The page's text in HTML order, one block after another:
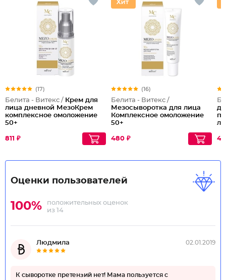
(17)
Белита - Витекс / Крем для
лица дневной МезоКрем
комплексное омоложение
50+
811 ₽
(16)
Белита - Витекс /
Мезосыворотка для лица
Комплексное омоложение
50+
480 ₽
Оценки пользователей
100%
положительных оценок
из 14
Людмила 02.01.2019
К сыворотке претензий нет! Мама пользуется с